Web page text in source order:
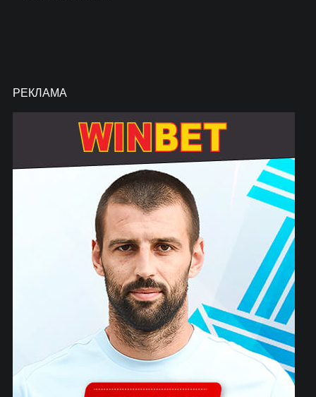
РЕКЛАМА